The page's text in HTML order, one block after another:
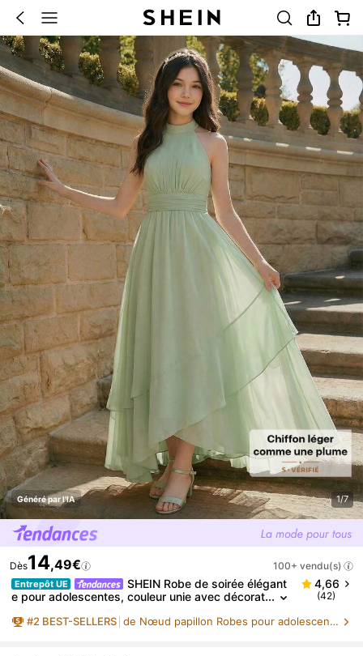
Généré par l'IA 1/7
Dès14,49€ 100+ vendu(s)
Entrepôt UE
SHEIN Robe de soirée élégant
e pour adolescentes, couleur unie avec décorat
4,66
(42)
#2 BEST-SELLERS de Nœud papillon Robes pour adolescentes